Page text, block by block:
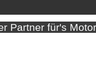
Partner für's